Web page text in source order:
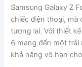
Samsung Galaxy Z
chiếc điện thoại,
tương lai. Với thiết
6 mang đến một
khả năng vô hạn